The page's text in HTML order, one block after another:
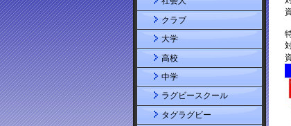
クラブ
大学
高校
中学
ラグビースクール
タグラグビー